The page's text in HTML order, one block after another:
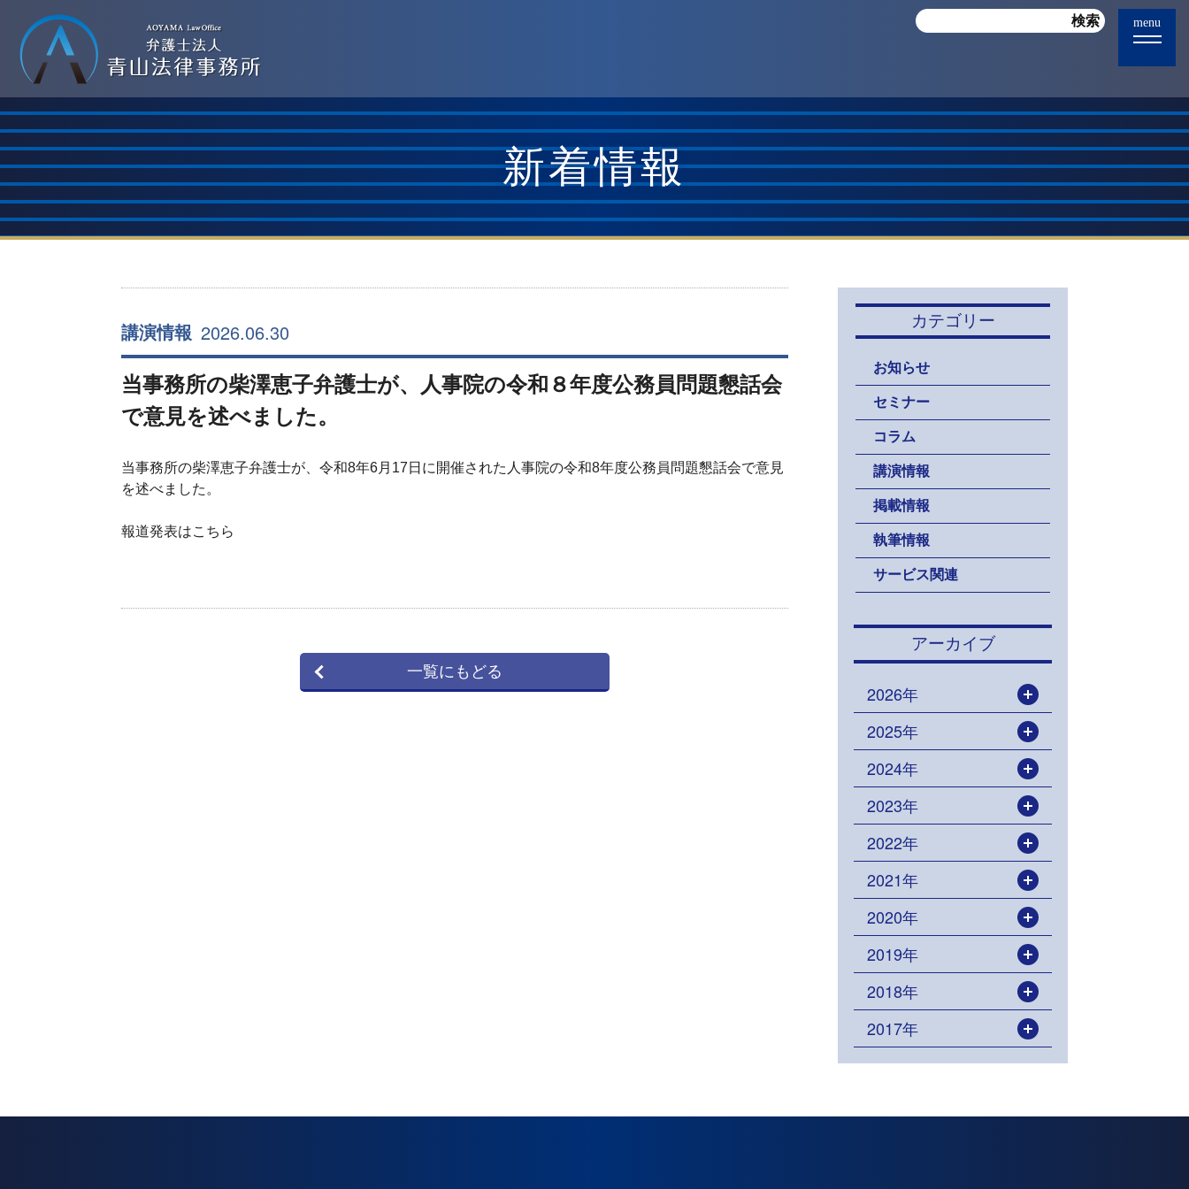
menu
新着情報
講演情報 2026.06.30
当事務所の柴澤恵子弁護士が、人事院の令和８年度公務員問題懇話会
で意見を述べました。
当事務所の柴澤恵子弁護士が、令和8年6月17日に開催された人事院の令和8年度公務員問題懇話会で意見
を述べました。
報道発表はこちら
一覧にもどる
カテゴリー
お知らせ
セミナー
コラム
講演情報
掲載情報
執筆情報
サービス関連
アーカイブ
2026年
2025年
2024年
2023年
2022年
2021年
2020年
2019年
2018年
2017年